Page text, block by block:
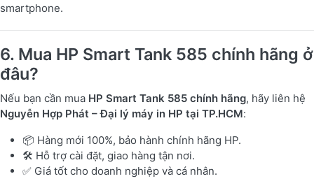
smartphone.
6. Mua HP Smart Tank 585 chính hãng ở
đâu?
Nếu bạn cần mua HP Smart Tank 585 chính hãng, hãy liên hệ
Nguyễn Hợp Phát – Đại lý máy in HP tại TP.HCM:
📦 Hàng mới 100%, bảo hành chính hãng HP.
🛠️ Hỗ trợ cài đặt, giao hàng tận nơi.
✅ Giá tốt cho doanh nghiệp và cá nhân.